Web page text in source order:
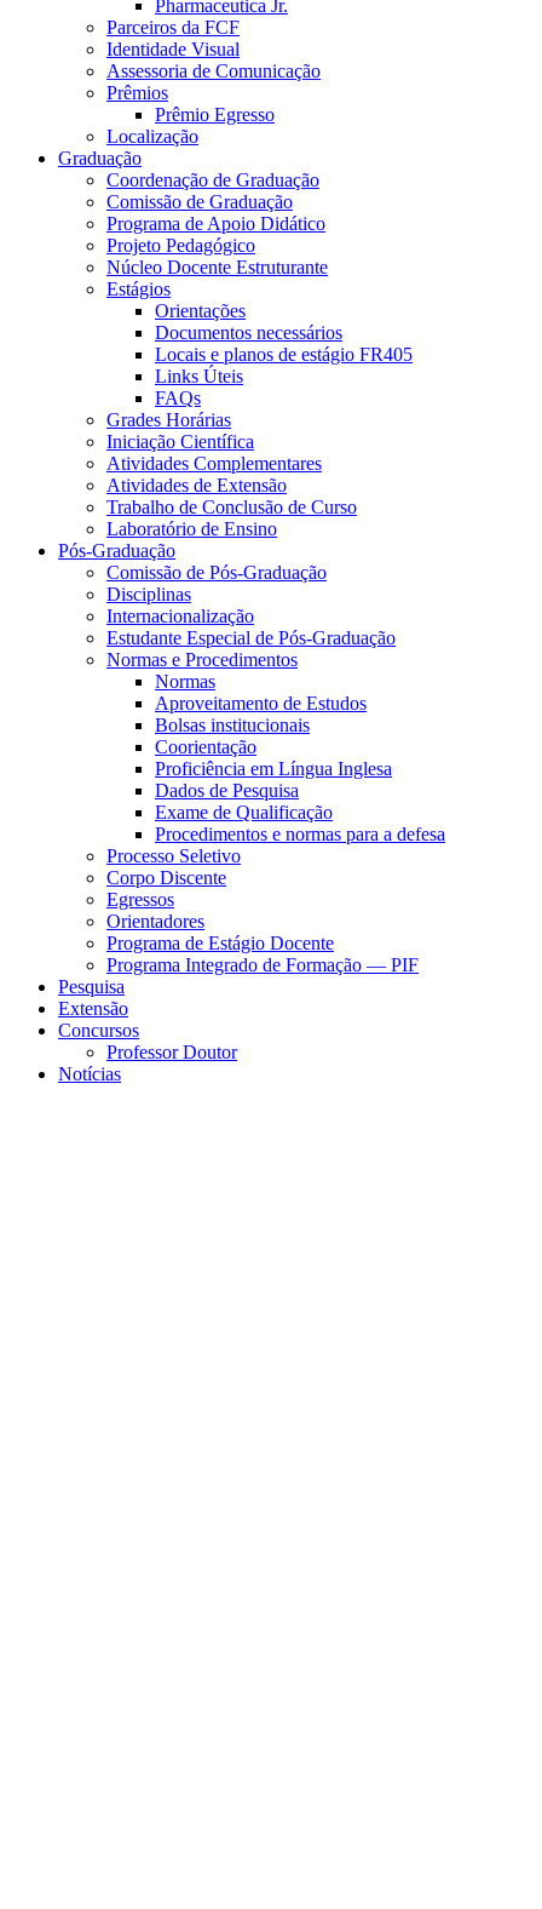
Pharmaceutica Jr.
Parceiros da FCF
Identidade Visual
Assessoria de Comunicação
Prêmios
Prêmio Egresso
Localização
Graduação
Coordenação de Graduação
Comissão de Graduação
Programa de Apoio Didático
Projeto Pedagógico
Núcleo Docente Estruturante
Estágios
Orientações
Documentos necessários
Locais e planos de estágio FR405
Links Úteis
FAQs
Grades Horárias
Iniciação Científica
Atividades Complementares
Atividades de Extensão
Trabalho de Conclusão de Curso
Laboratório de Ensino
Pós-Graduação
Comissão de Pós-Graduação
Disciplinas
Internacionalização
Estudante Especial de Pós-Graduação
Normas e Procedimentos
Normas
Aproveitamento de Estudos
Bolsas institucionais
Coorientação
Proficiência em Língua Inglesa
Dados de Pesquisa
Exame de Qualificação
Procedimentos e normas para a defesa
Processo Seletivo
Corpo Discente
Egressos
Orientadores
Programa de Estágio Docente
Programa Integrado de Formação — PIF
Pesquisa
Extensão
Concursos
Professor Doutor
Notícias